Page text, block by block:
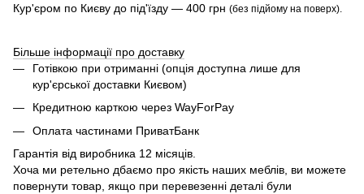
Кур'єром по Києву до під'їзду — 400 грн (без підйому на поверх).
Більше інформації про доставку
Готівкою при отриманні (опція доступна лише для
кур'єрської доставки Києвом)
Кредитною карткою через WayForPay
Оплата частинами ПриватБанк
Гарантія від виробника 12 місяців.
Хоча ми ретельно дбаємо про якість наших меблів, ви можете
повернути товар, якщо при перевезенні деталі були